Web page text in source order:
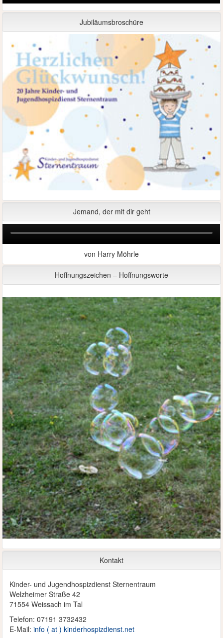
Jubiläumsbroschüre
Jemand, der mit dir geht
von Harry Möhrle
Hoffnungszeichen – Hoffnungsworte
Kontakt
Kinder- und Jugendhospizdienst Sternentraum
Welzheimer Straße 42
71554 Weissach im Tal
Telefon: 07191 3732432
E-Mail: info ( at ) kinderhospizdienst.net